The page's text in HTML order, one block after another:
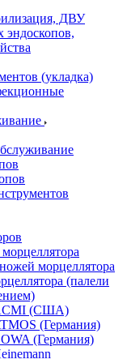
ДВУ
эндоскопов,
(укладка)
морцеллятора
(палели
(США)
(Германия)
(Германия)